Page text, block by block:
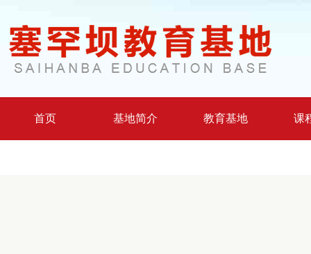
首页 基地简介 教育基地 课